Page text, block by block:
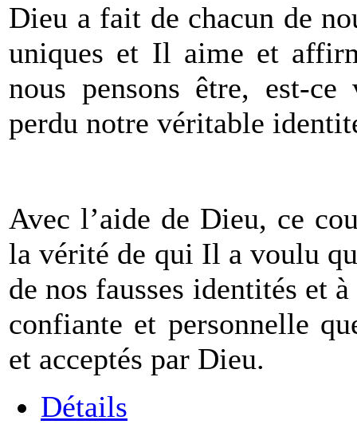
Dieu a fait de chacun de
uniques et Il aime et
nous pensons être, est-
perdu notre véritable
Avec l’aide de Dieu, ce
la vérité de qui Il a voulu
de nos fausses identités et
confiante et personnelle
et acceptés par Dieu.
Détails